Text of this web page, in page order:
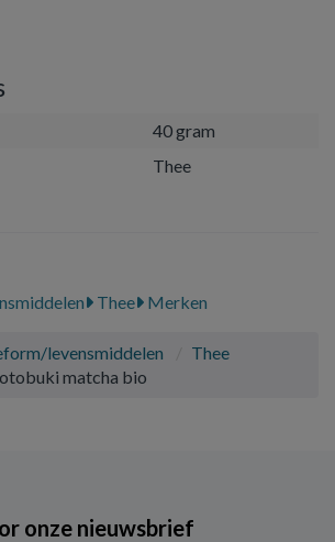
40 gram
Thee
Thee Merken
levensmiddelen
Thee
matcha bio
onze nieuwsbrief